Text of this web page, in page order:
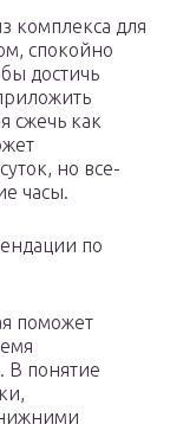
комплекса для
спокойно
достичь
сжечь как
но все-
часы.
по
поможет
В понятие